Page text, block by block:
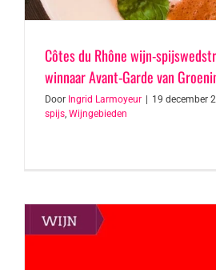
Côtes du Rhône wijn-
winnaar Avant-Garde van
Door Ingrid Larmoyeur 19 december
spijs, Wijngebieden